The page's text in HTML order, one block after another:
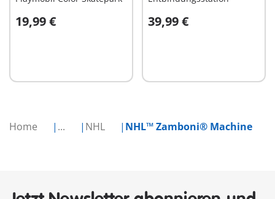
Home ... NHL NHL™ Zamboni® Machine
19,99 €
In den Warenkorb 39,99 €
In den Warenkorb